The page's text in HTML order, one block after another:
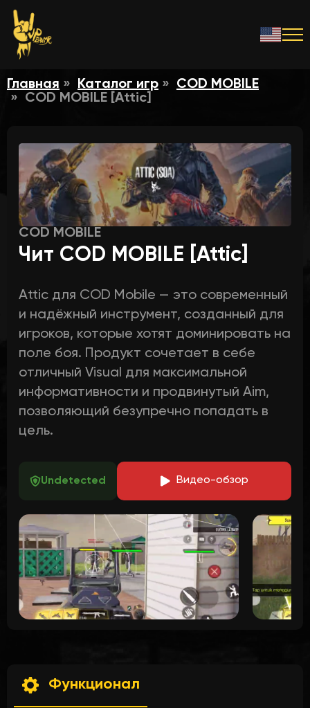
Главная Каталог игр
COD MOBILE
COD MOBILE [Attic]
COD MOBILE
Чит COD MOBILE [Attic]
Attic для COD Mobile — это современный
и надёжный инструмент, созданный для
игроков, которые хотят доминировать на
поле боя. Продукт сочетает в себе
отличный Visual для максимальной
информативности и продвинутый Aim,
позволяющий безупречно попадать в
цель.
Undetected Видео-обзор
Функционал